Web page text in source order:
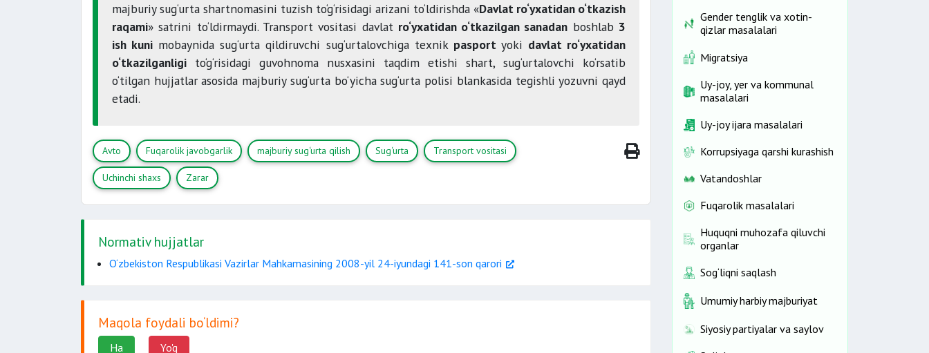
majburiy sug‘urta shartnomasini tuzish to‘g‘risidagi arizani to‘ldirishda «Davlat ro‘yxatidan o‘tkazish
raqami» satrini to‘ldirmaydi. Transport vositasi davlat ro‘yxatidan o‘tkazilgan sanadan boshlab 3
ish kuni mobaynida sug‘urta qildiruvchi sug‘urtalovchiga texnik pasport yoki davlat ro‘yxatidan
o‘tkazilganligi to‘g‘risidagi guvohnoma nusxasini taqdim etishi shart, sug‘urtalovchi ko‘rsatib
o‘tilgan hujjatlar asosida majburiy sug‘urta bo‘yicha sug‘urta polisi blankasida tegishli yozuvni qayd
etadi.
Avto Fuqarolik javobgarlik majburiy sug‘urta qilish Sug‘urta Transport vositasi
Uchinchi shaxs Zarar
Normativ hujjatlar
O‘zbekiston Respublikasi Vazirlar Mahkamasining 2008-yil 24-iyundagi 141-son qarori
Maqola foydali bo‘ldimi?
Ha Yo'q
Gender tenglik va xotin-
qizlar masalalari
Migratsiya
Uy-joy, yer va kommunal
masalalari
Uy-joy ijara masalalari
Korrupsiyaga qarshi kurashish
Vatandoshlar
Fuqarolik masalalari
Huquqni muhozafa qiluvchi
organlar
Sog‘liqni saqlash
Umumiy harbiy majburiyat
Siyosiy partiyalar va saylov